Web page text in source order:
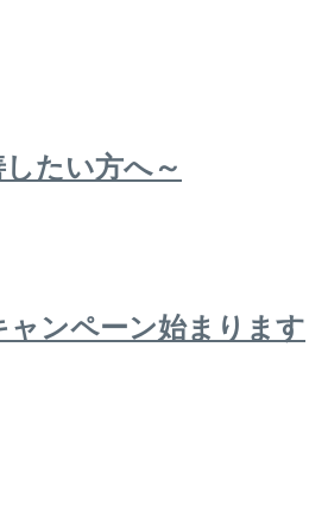
たい方へ～
ャンペーン始まります